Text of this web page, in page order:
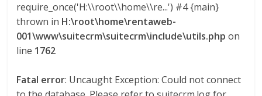
o
m
b
require_once('H:\\root\\home\\re...') #4 {main}
thrown in H:\root\home\rentaweb-
001\www\suitecrm\suitecrm\include\utils.php on
line 1762
Fatal error: Uncaught Exception: Could not connect